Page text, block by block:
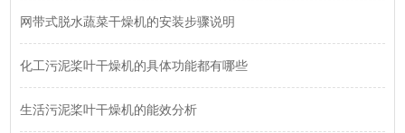
网带式脱水蔬菜干燥机的安装步骤说明
化工污泥桨叶干燥机的具体功能都有哪些
生活污泥桨叶干燥机的能效分析